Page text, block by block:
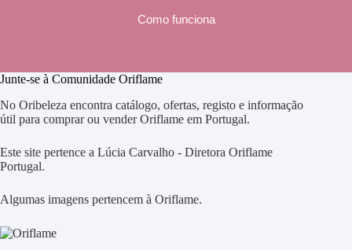
Como funciona
Junte-se à Comunidade Oriflame
No Oribeleza encontra catálogo, ofertas, registo e informação
útil para comprar ou vender Oriflame em Portugal.
Este site pertence a Lúcia Carvalho - Diretora Oriflame
Portugal.
Algumas imagens pertencem à Oriflame.